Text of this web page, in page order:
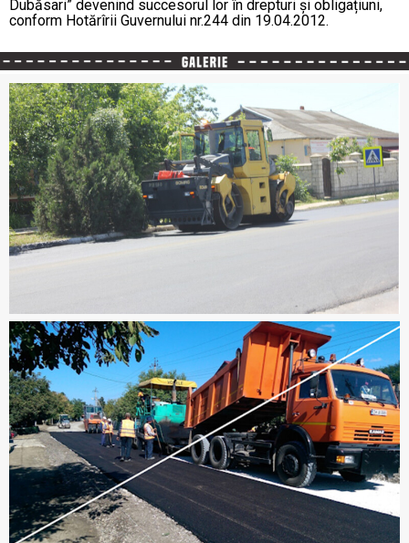
Dubăsari” devenind succesorul lor în drepturi și obligațiuni,
conform Hotărîrii Guvernului nr.244 din 19.04.2012.